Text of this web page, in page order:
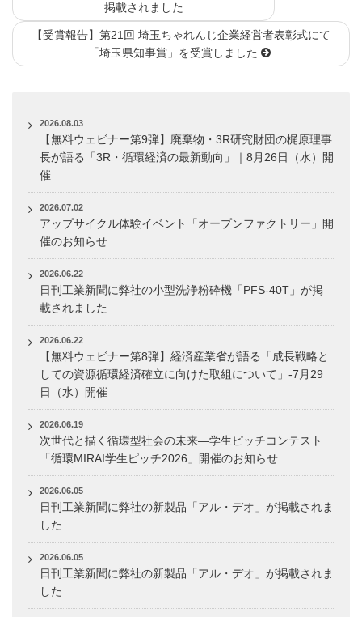
リ
ー
掲載されました
【受賞報告】第21回 埼玉ちゃれんじ企業経営者表彰式にて
「埼玉県知事賞」を受賞しました
2026.08.03
【無料ウェビナー第9弾】廃棄物・3R研究財団の梶原理事
長が語る「3R・循環経済の最新動向」｜8月26日（水）開
催
2026.07.02
アップサイクル体験イベント「オープンファクトリー」開
催のお知らせ
2026.06.22
日刊工業新聞に弊社の小型洗浄粉砕機「PFS-40T」が掲
載されました
2026.06.22
【無料ウェビナー第8弾】経済産業省が語る「成長戦略と
しての資源循環経済確立に向けた取組について」-7月29
日（水）開催
2026.06.19
次世代と描く循環型社会の未来―学生ピッチコンテスト
「循環MIRAI学生ピッチ2026」開催のお知らせ
2026.06.05
日刊工業新聞に弊社の新製品「アル・デオ」が掲載されま
した
2026.06.05
日刊工業新聞に弊社の新製品「アル・デオ」が掲載されま
した